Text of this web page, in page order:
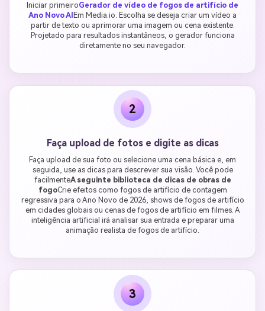
Iniciar primeiroGerador de vídeo de fogos de artifício de
Ano Novo AI Em Media.io. Escolha se deseja criar um vídeo a
partir de texto ou aprimorar uma imagem ou cena existente.
Projetado para resultados instantâneos, o gerador funciona
diretamente no seu navegador.
2
Faça upload de fotos e digite as dicas
Faça upload de sua foto ou selecione uma cena básica e, em
seguida, use as dicas para descrever sua visão. Você pode
facilmenteA seguinte biblioteca de dicas de obras de
fogoCrie efeitos como fogos de artifício de contagem
regressiva para o Ano Novo de 2026, shows de fogos de artifício
em cidades globais ou cenas de fogos de artifício em filmes. A
inteligência artificial irá analisar sua entrada e preparar uma
animação realista de fogos de artifício.
3